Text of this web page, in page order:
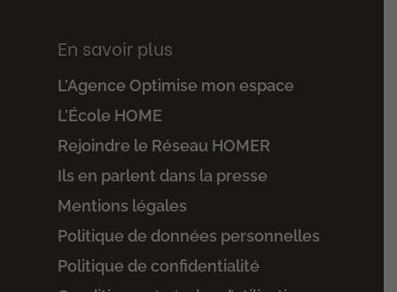
En savoir plus
L’Agence Optimise mon espace
L’École HOME
Rejoindre le Réseau HOMER
Ils en parlent dans la presse
Mentions légales
Politique de données personnelles
Politique de confidentialité